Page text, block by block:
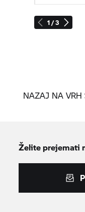
1 / 3
NAZAJ NA VRH
Želite prejemati